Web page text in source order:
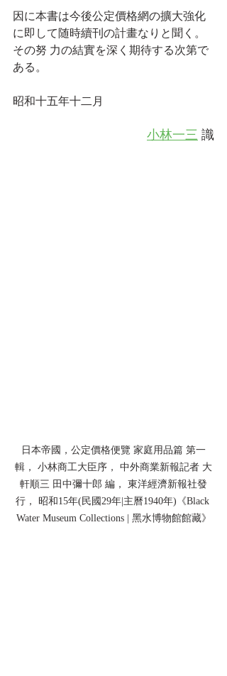
因に本書は今後公定價格網の擴大強化
に即して随時續刊の計畫なりと聞く。
その努 力の結實を深く期待する次第で
ある。
昭和十五年十二月
小林一三 識
日本帝國，公定價格便覽 家庭用品篇 第一
輯， 小林商工大臣序， 中外商業新報記者 大
軒順三 田中彌十郎 編， 東洋經濟新報社發
行， 昭和15年(民國29年|主曆1940年)《Black
Water Museum Collections | 黑水博物館館藏》